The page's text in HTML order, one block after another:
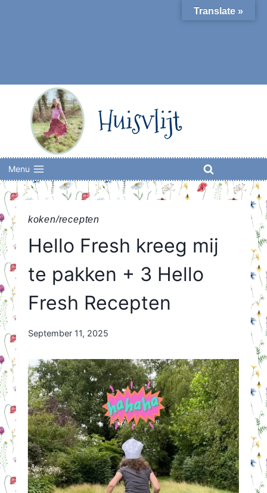
Huisvlijt
Menu
koken/recepten
Hello Fresh kreeg mij
te pakken + 3 Hello
Fresh Recepten
By
Orriëns
September 11, 2025
Translate »